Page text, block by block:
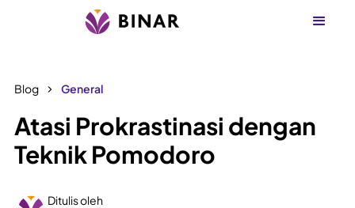
Blog General
Atasi Prokrastinasi dengan
Teknik Pomodoro
Ditulis oleh